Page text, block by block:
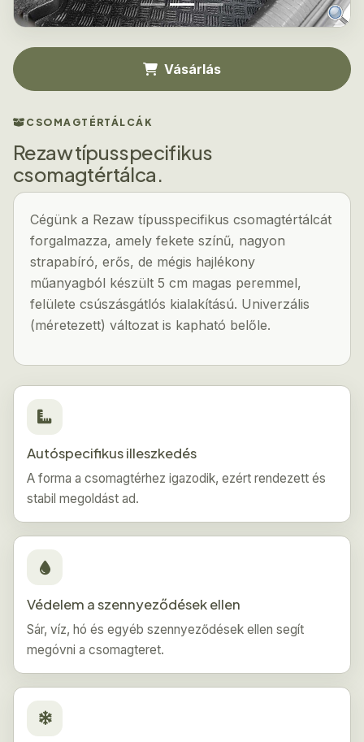
Vásárlás
CSOMAGTÉRTÁLCÁK
Rezaw típusspecifikus
csomagtértálca.
Cégünk a Rezaw típusspecifikus csomagtértálcát
forgalmazza, amely fekete színű, nagyon
strapabíró, erős, de mégis hajlékony
műanyagból készült 5 cm magas peremmel,
felülete csúszásgátlós kialakítású. Univerzális
(méretezett) változat is kapható belőle.
Autóspecifikus illeszkedés
A forma a csomagtérhez igazodik, ezért rendezett és
stabil megoldást ad.
Védelem a szennyeződések ellen
Sár, víz, hó és egyéb szennyeződések ellen segít
megóvni a csomagteret.